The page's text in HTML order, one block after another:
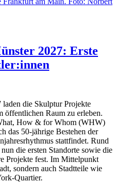
2027: Erste
die Skulptur Projekte
öffentlichen Raum zu erleben.
How & for Whom (WHW)
das 50-jährige Bestehen der
stattfindet. Rund
die ersten Standorte sowie die
Projekte fest. Im Mittelpunkt
sondern auch Stadtteile wie
Quartier.